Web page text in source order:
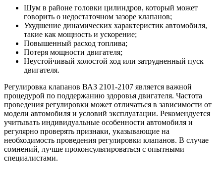
Шум в районе головки цилиндров, который может
говорить о недостаточном зазоре клапанов;
Ухудшение динамических характеристик автомобиля,
такие как мощность и ускорение;
Повышенный расход топлива;
Потеря мощности двигателя;
Неустойчивый холостой ход или затрудненный пуск
двигателя.
Регулировка клапанов ВАЗ 2101-2107 является важной
процедурой по поддержанию здоровья двигателя. Частота
проведения регулировки может отличаться в зависимости от
модели автомобиля и условий эксплуатации. Рекомендуется
учитывать индивидуальные особенности автомобиля и
регулярно проверять признаки, указывающие на
необходимость проведения регулировки клапанов. В случае
сомнений, лучше проконсультироваться с опытными
специалистами.